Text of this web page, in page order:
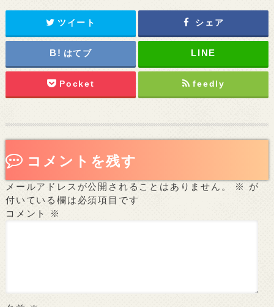
ツイート シェア
はてブ
Pocket feedly
コメントを残す
メールアドレスが公開されることはありません。 ※
が
付いている欄は必須項目です
コメント
※